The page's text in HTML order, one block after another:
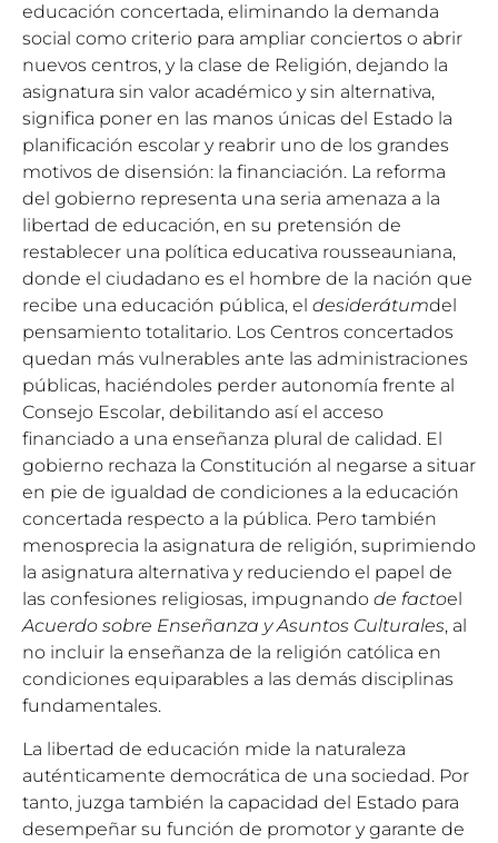
educación concertada, eliminando la demanda
social como criterio para ampliar conciertos o abrir
nuevos centros, y la clase de Religión, dejando la
asignatura sin valor académico y sin alternativa,
significa poner en las manos únicas del Estado la
planificación escolar y reabrir uno de los grandes
motivos de disensión: la financiación. La reforma
del gobierno representa una seria amenaza a la
libertad de educación, en su pretensión de
restablecer una política educativa rousseauniana,
donde el ciudadano es el hombre de la nación que
recibe una educación pública, el desiderátumdel
pensamiento totalitario. Los Centros concertados
quedan más vulnerables ante las administraciones
públicas, haciéndoles perder autonomía frente al
Consejo Escolar, debilitando así el acceso
financiado a una enseñanza plural de calidad. El
gobierno rechaza la Constitución al negarse a situar
en pie de igualdad de condiciones a la educación
concertada respecto a la pública. Pero también
menosprecia la asignatura de religión, suprimiendo
la asignatura alternativa y reduciendo el papel de
las confesiones religiosas, impugnando de factoel
Acuerdo sobre Enseñanza y Asuntos Culturales, al
no incluir la enseñanza de la religión católica en
condiciones equiparables a las demás disciplinas
fundamentales.
La libertad de educación mide la naturaleza
auténticamente democrática de una sociedad. Por
tanto, juzga también la capacidad del Estado para
desempeñar su función de promotor y garante de